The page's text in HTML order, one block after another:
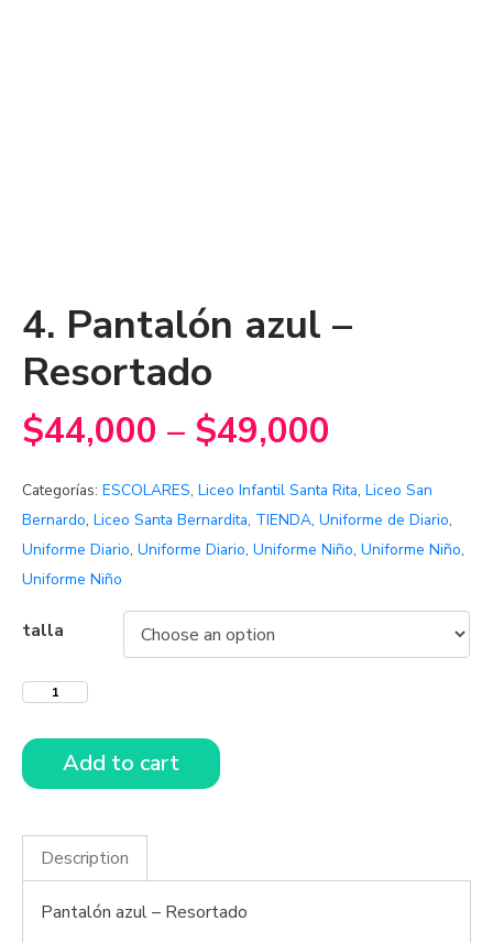
4. Pantalón azul –
Resortado
$44,000 – $49,000
Categorías: ESCOLARES, Liceo Infantil Santa Rita, Liceo San
Bernardo, Liceo Santa Bernardita, TIENDA, Uniforme de Diario,
Uniforme Diario, Uniforme Diario, Uniforme Niño, Uniforme Niño,
Uniforme Niño
talla
Add to cart
Description
Pantalón azul – Resortado